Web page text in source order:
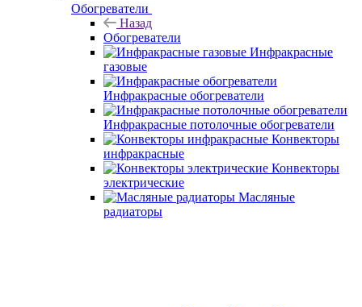
Обогреватели
Назад
Обогреватели
Инфракрасные
газовые
Инфракрасные обогреватели
Инфракрасные потолочные обогреватели
Конвекторы
инфракрасные
Конвекторы
электрические
Масляные
радиаторы